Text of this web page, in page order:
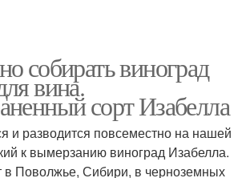
собирать виноград
вина.
сорт Изабелла
и разводится повсеместно на нашей
к вымерзанию виноград Изабелла.
Поволжье, Сибири, в черноземных